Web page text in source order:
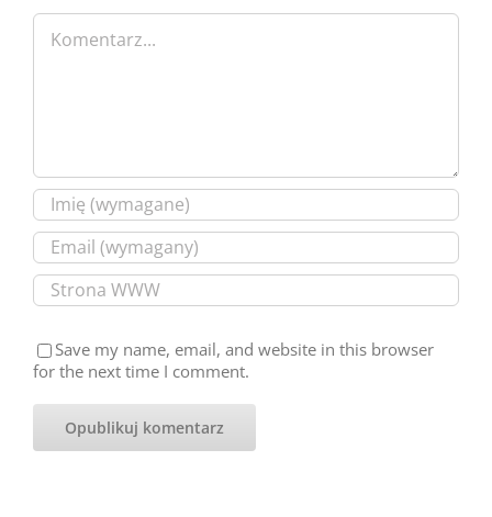
Comment
Save my name, email, and website in this browser
for the next time I comment.